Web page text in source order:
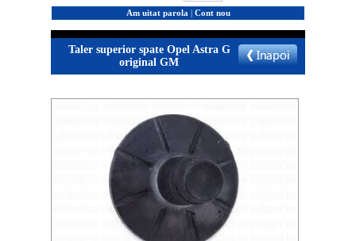
Am uitat parola | Cont nou
Taler superior spate Opel Astra G
original GM